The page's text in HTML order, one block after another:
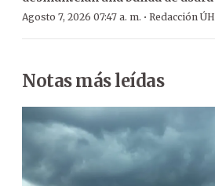
Agosto 7, 2026 07:47 a. m. · Redacción ÚH
Notas más leídas